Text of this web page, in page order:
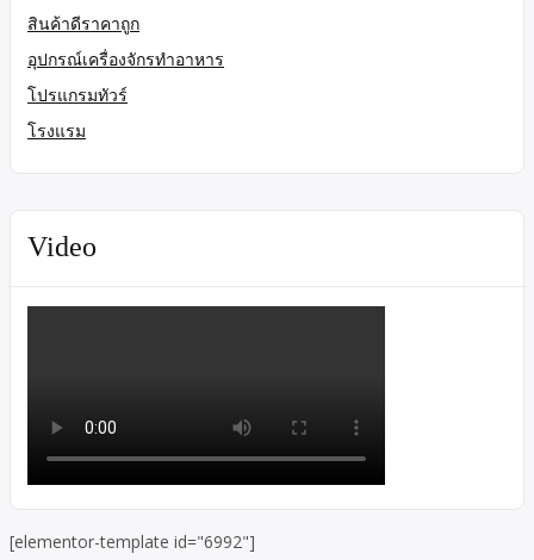
สินค้าดีราคาถูก
อุปกรณ์เครื่องจักรทำอาหาร
โปรแกรมทัวร์
โรงแรม
Video
[elementor-template id="6992"]